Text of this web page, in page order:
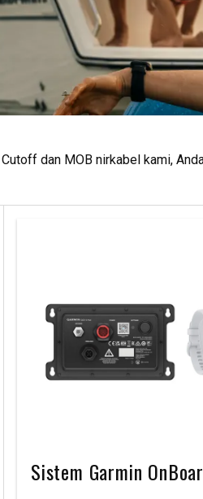
dan MOB nirkabel kami,
Sistem Garmin